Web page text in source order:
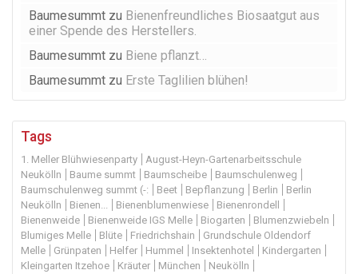
Baumesummt zu Bienenfreundliches Biosaatgut aus
einer Spende des Herstellers.
Baumesummt zu Biene pflanzt…
Baumesummt zu Erste Taglilien blühen!
Tags
1. Meller Blühwiesenparty
August-Heyn-Gartenarbeitsschule
Neukölln
Baume summt Baumscheibe
Baumschulenweg
Baumschulenweg summt (-:
Beet Bepflanzung Berlin
Berlin
Neukölln
Bienen... Bienenblumenwiese
Bienenrondell
Bienenweide
Bienenweide IGS Melle Biogarten
Blumenzwiebeln
Blumiges Melle
Blüte Friedrichshain
Grundschule Oldendorf
Melle
Grünpaten Helfer Hummel Insektenhotel
Kindergarten
Kleingarten Itzehoe
Kräuter München
Neukölln